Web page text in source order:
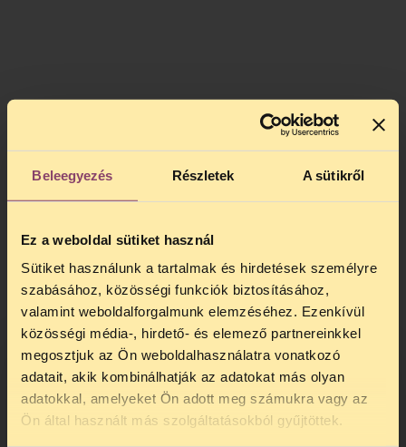
Beleegyezés Részletek A sütikről
Ez a weboldal sütiket használ
Sütiket használunk a tartalmak és hirdetések személyre
szabásához, közösségi funkciók biztosításához,
valamint weboldalforgalmunk elemzéséhez. Ezenkívül
közösségi média-, hirdető- és elemező partnereinkkel
megosztjuk az Ön weboldalhasználatra vonatkozó
adatait, akik kombinálhatják az adatokat más olyan
adatokkal, amelyeket Ön adott meg számukra vagy az
Ön által használt más szolgáltatásokból gyűjtöttek.
TELEFONOS JOGSEGÉLY